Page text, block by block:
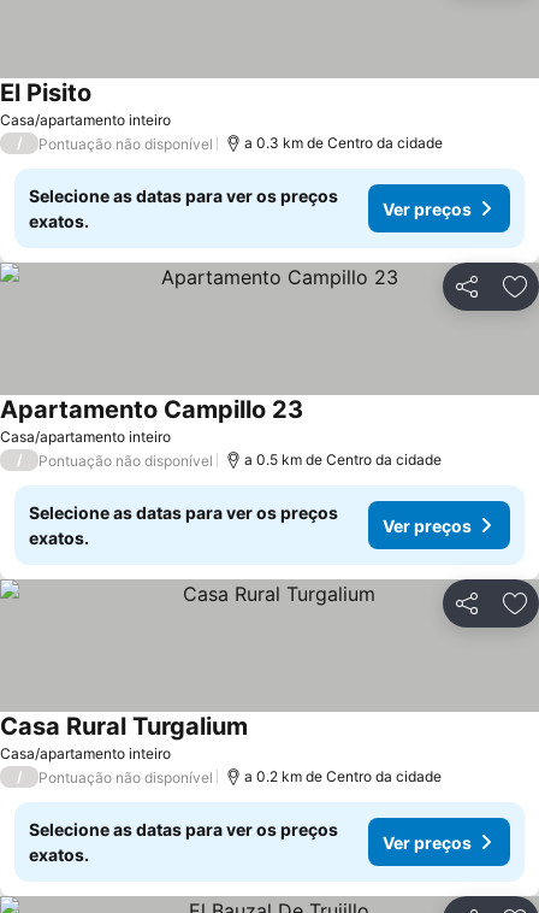
Casa/apartamento inteiro
El Pisito
/ Pontuação não disponível a 0.3 km de Centro da cidade
Selecione as datas para ver os preços
exatos.
Ver preços
Partilhar
Casa/apartamento inteiro
Apartamento Campillo 23
/ Pontuação não disponível a 0.5 km de Centro da cidade
Selecione as datas para ver os preços
exatos.
Ver preços
Partilhar
Casa/apartamento inteiro
Casa Rural Turgalium
/ Pontuação não disponível a 0.2 km de Centro da cidade
Selecione as datas para ver os preços
exatos.
Ver preços